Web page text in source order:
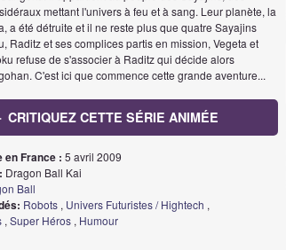
mettant l'univers à feu et à sang. Leur planète, la
a été détruite et il ne reste plus que quatre Sayajins
Raditz et ses complices partis en mission, Vegeta et
refuse de s'associer à Raditz qui décide alors
C'est ici que commence cette grande aventure...
CRITIQUEZ CETTE SÉRIE ANIMÉE
en France : 5 avril 2009
Dragon Ball Kai
Ball
Robots , Univers Futuristes / Hightech ,
, Super Héros , Humour